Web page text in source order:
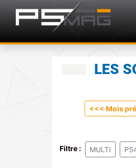
LES
<<< Mois
Filtre : MULTI